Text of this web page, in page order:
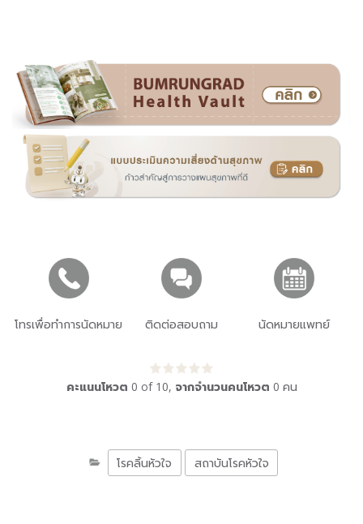
โทรเพื่อทำการนัดหมาย ติดต่อสอบถาม นัดหมายแพทย์
คะแนนโหวต 0 of 10, จากจำนวนคนโหวต 0 คน
โรคลิ้นหัวใจ สถาบันโรคหัวใจ